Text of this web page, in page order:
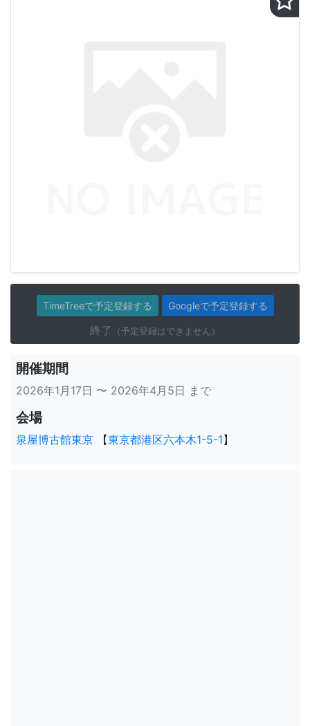
TimeTreeで予定登録する Googleで予定登録する
終了 （予定登録はできません）
開催期間
2026年1月17日 〜 2026年4月5日 まで
会場
泉屋博古館東京 【東京都港区六本木1-5-1】